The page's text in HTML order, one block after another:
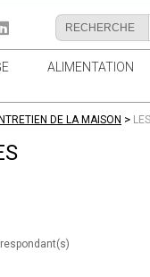
RECHERCHE
ALIMENTATION
DE LA MAISON >